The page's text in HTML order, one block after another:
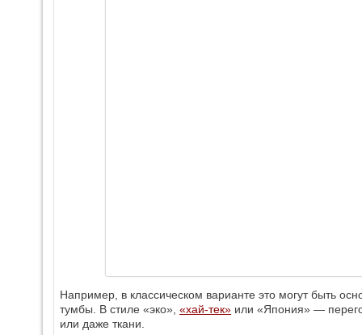
Например, в классическом варианте это могут быть
тумбы. В стиле «эко», «хай-тек» или «Япония» —
или даже ткани.